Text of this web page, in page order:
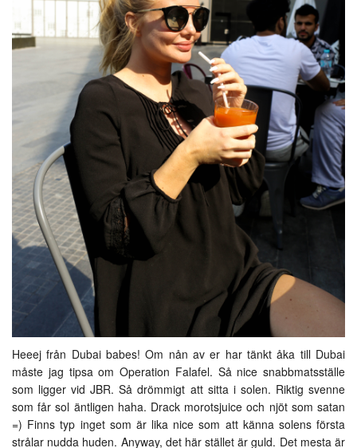
Heeej från Dubai babes! Om nån av er har tänkt åka till Dubai
måste jag tipsa om Operation Falafel. Så nice snabbmatsställe
som ligger vid JBR. Så drömmigt att sitta i solen. Riktig svenne
som får sol äntligen haha. Drack morotsjuice och njöt som satan
=) Finns typ inget som är lika nice som att känna solens första
strålar nudda huden. Anyway, det här stället är guld. Det mesta är